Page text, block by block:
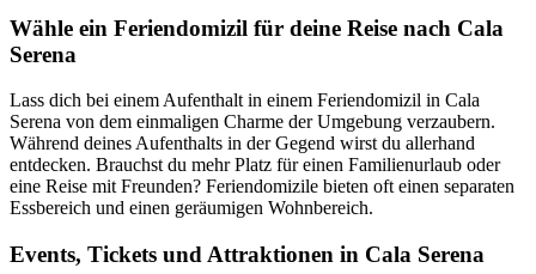
Wähle ein Feriendomizil für deine Reise nach Cala
Serena
Lass dich bei einem Aufenthalt in einem Feriendomizil in Cala
Serena von dem einmaligen Charme der Umgebung verzaubern.
Während deines Aufenthalts in der Gegend wirst du allerhand
entdecken. Brauchst du mehr Platz für einen Familienurlaub oder
eine Reise mit Freunden? Feriendomizile bieten oft einen separaten
Essbereich und einen geräumigen Wohnbereich.
Events, Tickets und Attraktionen in Cala Serena